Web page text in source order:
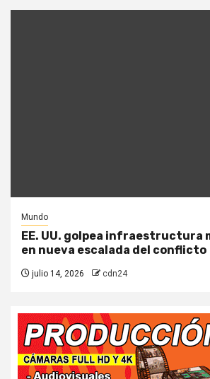
Mundo
EE. UU. golpea infraestructura
en nueva escalada del conflicto
julio 14, 2026 cdn24